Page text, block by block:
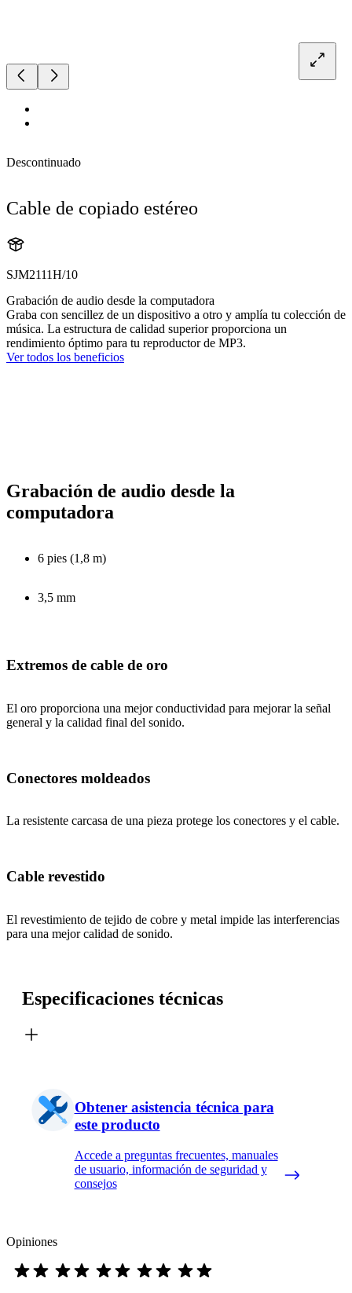
Descontinuado
Cable de copiado estéreo
SJM2111H/10
Grabación de audio desde la computadora
Graba con sencillez de un dispositivo a otro y amplía tu colección de
música. La estructura de calidad superior proporciona un
rendimiento óptimo para tu reproductor de MP3.
Ver todos los beneficios
Grabación de audio desde la
computadora
6 pies (1,8 m)
3,5 mm
Extremos de cable de oro
El oro proporciona una mejor conductividad para mejorar la señal
general y la calidad final del sonido.
Conectores moldeados
La resistente carcasa de una pieza protege los conectores y el cable.
Cable revestido
El revestimiento de tejido de cobre y metal impide las interferencias
para una mejor calidad de sonido.
Especificaciones técnicas
Obtener asistencia técnica para
este producto
Accede a preguntas frecuentes, manuales
de usuario, información de seguridad y
consejos
Opiniones